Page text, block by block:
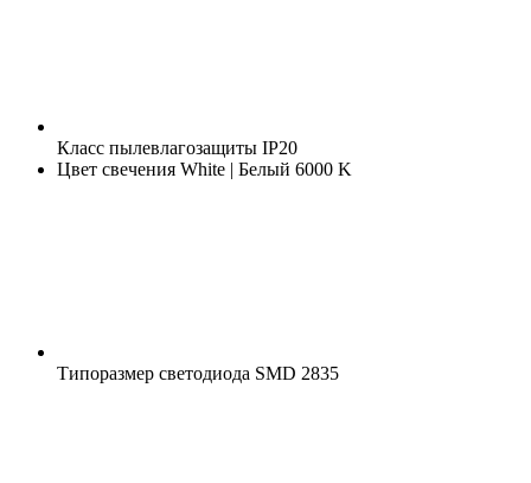
Класс пылевлагозащиты IP20
Цвет свечения White | Белый 6000 K
Типоразмер светодиода SMD 2835